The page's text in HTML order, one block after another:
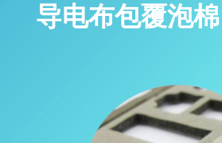
导电布包覆泡棉